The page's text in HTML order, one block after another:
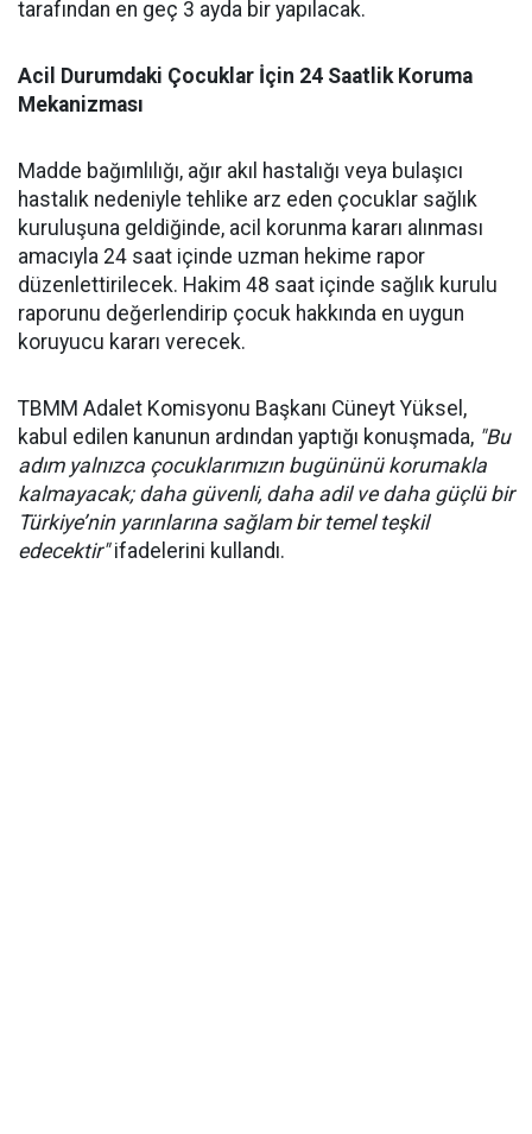
tarafından en geç 3 ayda bir yapılacak.
Acil Durumdaki Çocuklar İçin 24 Saatlik Koruma
Mekanizması
Madde bağımlılığı, ağır akıl hastalığı veya bulaşıcı
hastalık nedeniyle tehlike arz eden çocuklar sağlık
kuruluşuna geldiğinde, acil korunma kararı alınması
amacıyla 24 saat içinde uzman hekime rapor
düzenlettirilecek. Hakim 48 saat içinde sağlık kurulu
raporunu değerlendirip çocuk hakkında en uygun
koruyucu kararı verecek.
TBMM Adalet Komisyonu Başkanı Cüneyt Yüksel,
kabul edilen kanunun ardından yaptığı konuşmada, "Bu
adım yalnızca çocuklarımızın bugününü korumakla
kalmayacak; daha güvenli, daha adil ve daha güçlü bir
Türkiye’nin yarınlarına sağlam bir temel teşkil
edecektir"ifadelerini kullandı.